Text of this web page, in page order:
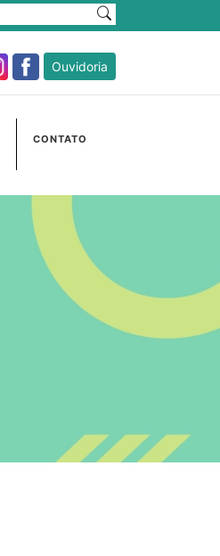
Ouvidoria
CONTATO